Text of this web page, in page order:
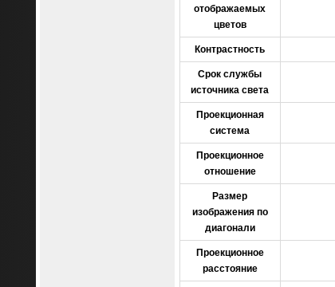
отображаемых
цветов
Контрастность
Срок службы
источника света
Проекционная
система
Проекционное
отношение
Размер
изображения по
диагонали
Проекционное
расстояние